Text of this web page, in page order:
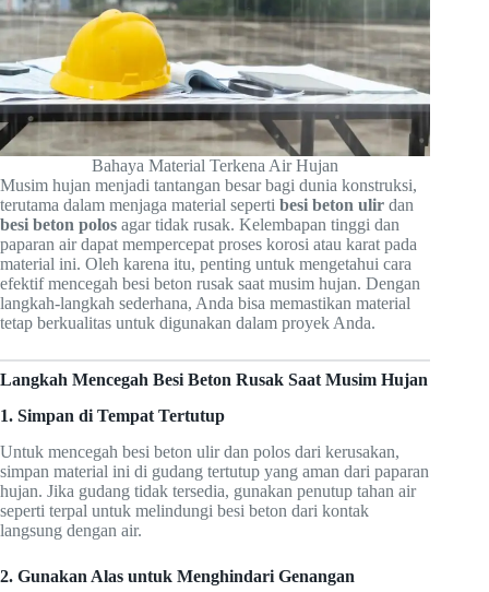
Bahaya Material Terkena Air Hujan
Musim hujan menjadi tantangan besar bagi dunia konstruksi,
terutama dalam menjaga material seperti besi beton ulir dan
besi beton polos agar tidak rusak. Kelembapan tinggi dan
paparan air dapat mempercepat proses korosi atau karat pada
material ini. Oleh karena itu, penting untuk mengetahui cara
efektif mencegah besi beton rusak saat musim hujan. Dengan
langkah-langkah sederhana, Anda bisa memastikan material
tetap berkualitas untuk digunakan dalam proyek Anda.
Langkah Mencegah Besi Beton Rusak Saat Musim Hujan
1. Simpan di Tempat Tertutup
Untuk mencegah besi beton ulir dan polos dari kerusakan,
simpan material ini di gudang tertutup yang aman dari paparan
hujan. Jika gudang tidak tersedia, gunakan penutup tahan air
seperti terpal untuk melindungi besi beton dari kontak
langsung dengan air.
2. Gunakan Alas untuk Menghindari Genangan